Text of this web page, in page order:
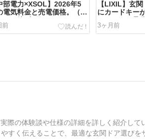
部電力×XSOL】2026年5
電気料金と売電価格。（タ
ーム築7年目）
前
【LIXIL】玄
にカードキー
るかどうか見
3ヶ月前
際の体験談や仕様の詳細を詳しく紹介して
すく伝えることで、最適な玄関ドア選びを